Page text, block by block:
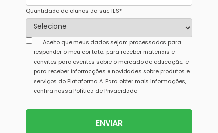
Quantidade de alunos da sua IES*
Aceito que meus dados sejam processados para
responder o meu contato; para receber materiais e
convites para eventos sobre o mercado de educação; e
para receber informações e novidades sobre produtos e
serviços do Plataforma A. Para obter mais informações,
confira nossa Política de Privacidade